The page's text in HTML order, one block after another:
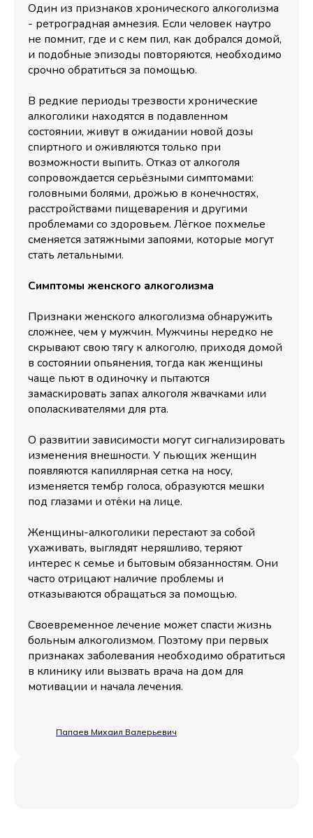
Один из признаков хронического алкоголизма
- ретроградная амнезия. Если человек наутро
не помнит, где и с кем пил, как добрался домой,
и подобные эпизоды повторяются, необходимо
срочно обратиться за помощью.
В редкие периоды трезвости хронические
алкоголики находятся в подавленном
состоянии, живут в ожидании новой дозы
спиртного и оживляются только при
возможности выпить. Отказ от алкоголя
сопровождается серьёзными симптомами:
головными болями, дрожью в конечностях,
расстройствами пищеварения и другими
проблемами со здоровьем. Лёгкое похмелье
сменяется затяжными запоями, которые могут
стать летальными.
Симптомы женского алкоголизма
Признаки женского алкоголизма обнаружить
сложнее, чем у мужчин. Мужчины нередко не
скрывают свою тягу к алкоголю, приходя домой
в состоянии опьянения, тогда как женщины
чаще пьют в одиночку и пытаются
замаскировать запах алкоголя жвачками или
ополаскивателями для рта.
О развитии зависимости могут сигнализировать
изменения внешности. У пьющих женщин
появляются капиллярная сетка на носу,
изменяется тембр голоса, образуются мешки
под глазами и отёки на лице.
Женщины-алкоголики перестают за собой
ухаживать, выглядят неряшливо, теряют
интерес к семье и бытовым обязанностям. Они
часто отрицают наличие проблемы и
отказываются обращаться за помощью.
Своевременное лечение может спасти жизнь
больным алкоголизмом. Поэтому при первых
признаках заболевания необходимо обратиться
в клинику или вызвать врача на дом для
мотивации и начала лечения.
Папаев Михаил Валерьевич